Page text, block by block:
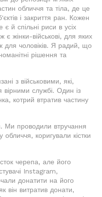
обличчя та тіла, де це
і закриття ран. Кожен
є й спільні риси в усіх
є жінки-військові, для яких
для чоловіків. Я радий, що
рішення та
з військовими, які,
службі. Один із
котрий втратив частину
Ми проводили втручання
коригували кістки
черепа, але його
Instagram,
донатити на його
він витратив донати,